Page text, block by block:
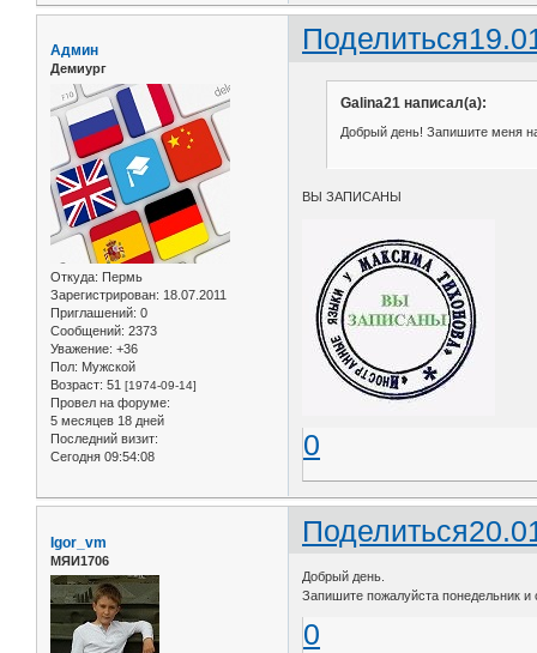
Поделиться
Админ
Демиург
Откуда: Пермь
Зарегистрирован: 18.07.2011
Приглашений: 0
Сообщений: 2373
Уважение: +36
Пол: Мужской
Возраст: 51 [1974-09-14]
Провел на форуме:
5 месяцев 18 дней
Последний визит:
Сегодня 09:54:08
Galina21 написал(а):
Добрый день! Запишите меня
ВЫ ЗАПИСАНЫ
0
Поделиться
Igor_vm
МЯИ1706
Добрый день.
Запишите пожалуйста понедельник и
0